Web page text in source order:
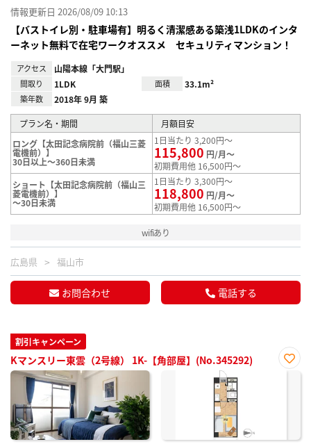
情報更新日 2026/08/09 10:13
【バストイレ別・駐車場有】明るく清潔感ある築浅1LDKのインタ
ーネット無料で在宅ワークオススメ セキュリティマンション！
アクセス 山陽本線「大門駅」
間取り 1LDK 面積 33.1m²
築年数 2018年 9月 築
プラン名・期間
月額目安
ロング【太田記念病院前（福山三菱
電機前）】
30日以上～360日未満
1日当たり 3,200円～
115,800 円/月～
初期費用他 16,500円～
ショート【太田記念病院前（福山三
菱電機前）】
～30日未満
1日当たり 3,300円～
118,800 円/月～
初期費用他 16,500円～
wifiあり
広島県 福山市
お問合わせ 電話する
割引キャンペーン
Kマンスリー東雲（2号線） 1K-【角部屋】(No.345292)
お気